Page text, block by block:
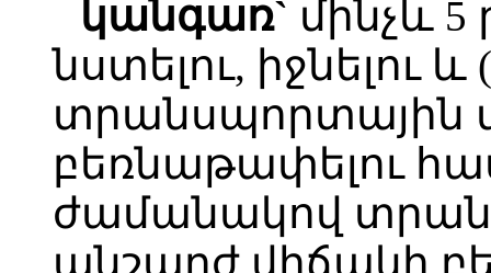
կանգառ` մինչև
նստելու, իջնելու
տրանսպորտային
բեռնաթափելու
ժամանակով
անշարժ վիճակի